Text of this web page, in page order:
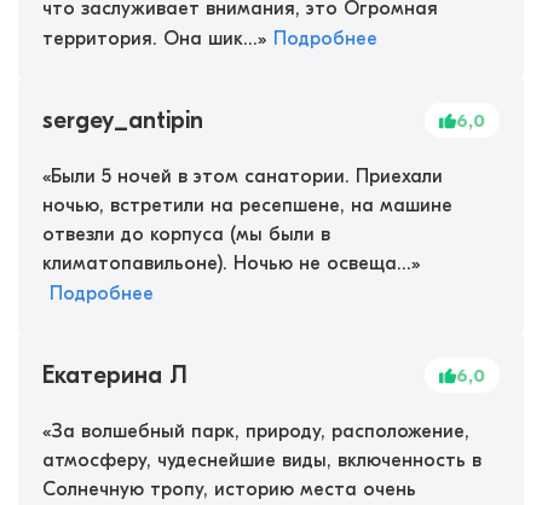
что заслуживает внимания, это Огромная
территория. Она шик...» Подробнее
sergey_antipin 6,0
«Были 5 ночей в этом санатории. Приехали
ночью, встретили на ресепшене, на машине
отвезли до корпуса (мы были в
климатопавильоне). Ночью не освеща...»
Подробнее
Екатерина Л 6,0
«За волшебный парк, природу, расположение,
атмосферу, чудеснейшие виды, включенность в
Солнечную тропу, историю места очень